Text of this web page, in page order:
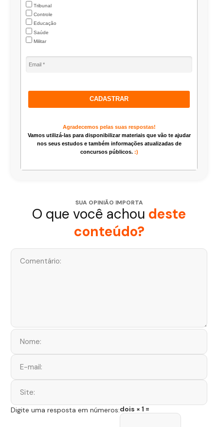
Tribunal
Controle
Educação
Saúde
Militar
CADASTRAR
Agradecemos pelas suas respostas!
Vamos utilizá-las para disponibilizar materiais que vão te ajudar
nos seus estudos e também informações atualizadas de
concursos públicos. :)
SUA OPINIÃO IMPORTA
O que você achou deste
conteúdo?
Digite uma resposta em números:dois × 1 =